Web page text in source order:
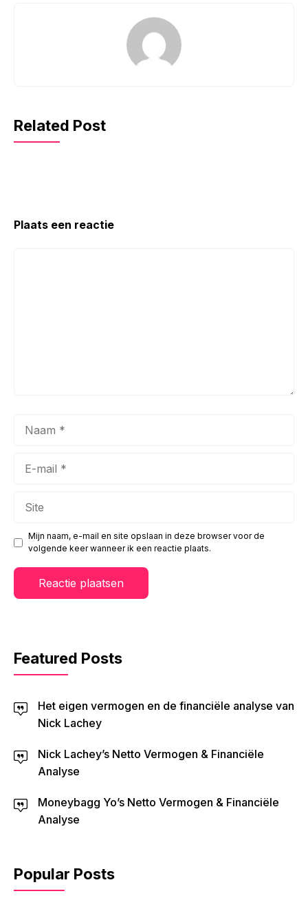
Related Post
Plaats een reactie
Mijn naam, e-mail en site opslaan in deze browser voor de
volgende keer wanneer ik een reactie plaats.
Featured Posts
Het eigen vermogen en de financiële analyse van
Nick Lachey
Nick Lachey’s Netto Vermogen & Financiële
Analyse
Moneybagg Yo’s Netto Vermogen & Financiële
Analyse
Popular Posts